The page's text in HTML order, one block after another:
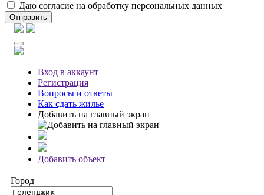
Даю согласие на обработку персональных данных
Отправить
Вход в аккаунт
Регистрация
Вопросы и ответы
Как сдать жилье
Добавить на главный экран
Добавить объект
Город